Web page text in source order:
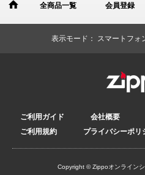
全商品一覧 会員登録
表示モード： スマートフォ
ご利用ガイド 会社概要
ご利用規約
プライバシーポリ
Copyright © Zippoオンライン